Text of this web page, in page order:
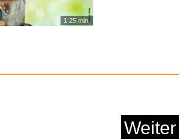
1:25 min.
Weiter